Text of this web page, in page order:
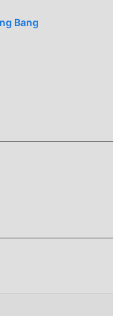
cosa aspetti,
Bang